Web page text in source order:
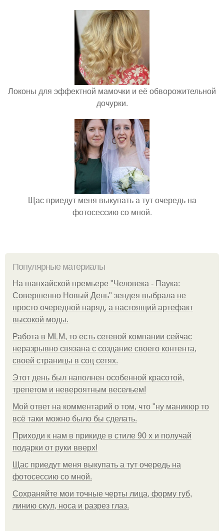
Локоны для эффектной мамочки и её обворожительной
дочурки.
Щас приедут меня выкупать а тут очередь на
фотосессию со мной.
Популярные материалы
На шанхайской премьере "Человека - Паука:
Совершенно Новый День" зендея выбрала не
просто очередной наряд, а настоящий артефакт
высокой моды.
Работа в MLM, то есть сетевой компании сейчас
неразрывно связана с создание своего контента,
своей страницы в соц сетях.
Этот день был наполнен особенной красотой,
трепетом и невероятным весельем!
Мой ответ на комментарий о том, что "ну маникюр то
всё таки можно было бы сделать.
Приходи к нам в прикиде в стиле 90 х и получай
подарки от руки вверх!
Щас приедут меня выкупать а тут очередь на
фотосессию со мной.
Сохраняйте мои точные черты лица, форму губ,
линию скул, носа и разрез глаз.